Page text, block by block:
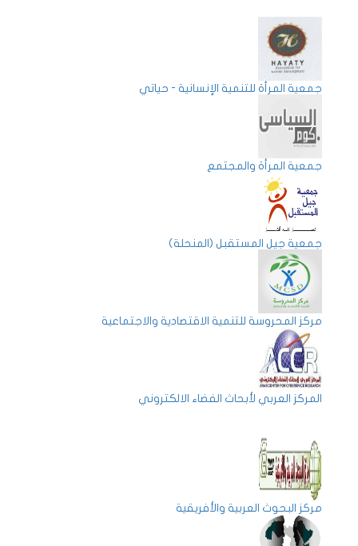
جمعية المرأة للتنمية الإنسانية - حياتي
جمعية المرأة والمجتمع
جمعية جيل المستقبل (المنحلة)
مركز المحروسة للتنمية الاقتصادية والاجتماعية
المركز العربي لأبحاث الفضاء الالكتروني
مركز البحوث العربية والأفريقية